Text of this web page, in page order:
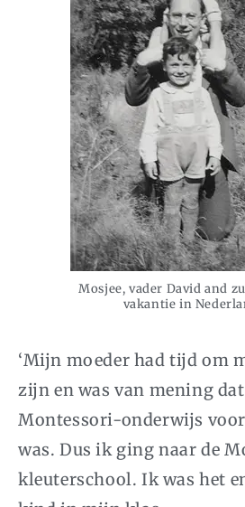
Mosjee, vader David and
vakantie in
‘Mijn moeder had tijd om
zijn en was van mening
Montessori-onderwijs
was. Dus ik ging naar de
kleuterschool. Ik was het